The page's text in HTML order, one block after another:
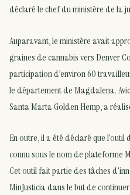
déclaré le chef du ministère de la
Auparavant, le ministère avait
graines de cannabis vers Denver
participation d’environ 60
le département de Magdalena.
Santa Marta Golden Hemp, a
En outre, il a été déclaré que
connu sous le nom de plateforme
Cet outil fait partie des tâches
MinJusticia dans le but de